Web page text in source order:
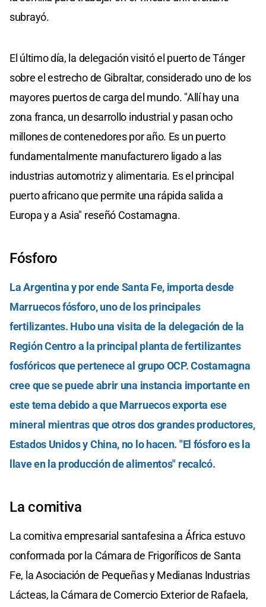
subrayó.
El último día, la delegación visitó el puerto de Tánger
sobre el estrecho de Gibraltar, considerado uno de los
mayores puertos de carga del mundo. "Allí hay una
zona franca, un desarrollo industrial y pasan ocho
millones de contenedores por año. Es un puerto
fundamentalmente manufacturero ligado a las
industrias automotriz y alimentaria. Es el principal
puerto africano que permite una rápida salida a
Europa y a Asia" reseñó Costamagna.
Fósforo
La Argentina y por ende Santa Fe, importa desde
Marruecos fósforo, uno de los principales
fertilizantes. Hubo una visita de la delegación de la
Región Centro a la principal planta de fertilizantes
fosfóricos que pertenece al grupo OCP. Costamagna
cree que se puede abrir una instancia importante en
este tema debido a que Marruecos exporta ese
mineral mientras que otros dos grandes productores,
Estados Unidos y China, no lo hacen. "El fósforo es la
llave en la producción de alimentos" recalcó.
La comitiva
La comitiva empresarial santafesina a África estuvo
conformada por la Cámara de Frigoríficos de Santa
Fe, la Asociación de Pequeñas y Medianas Industrias
Lácteas, la Cámara de Comercio Exterior de Rafaela,